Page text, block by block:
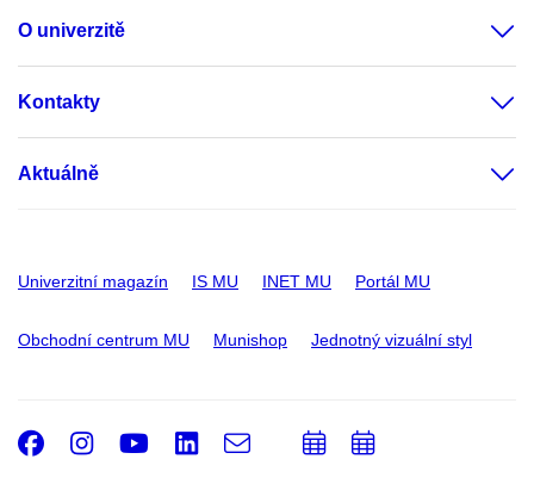
O univerzitě
Kontakty
Aktuálně
Univerzitní magazín IS MU INET MU Portál MU
Obchodní centrum MU Munishop Jednotný vizuální styl
Facebook
Instagram
Youtube
LinkedIn
e-
PřidatPřidat